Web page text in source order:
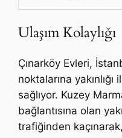
Ulaşım Kolaylığı
Çınarköy Evleri,
noktalarına
sağlıyor. Kuzey
bağlantısına olan
trafiğinden